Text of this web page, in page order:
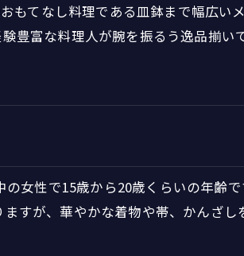
もてなし料理である皿鉢まで幅広い
豊富な料理人が腕を振るう逸品揃い
女性で15歳から20歳くらいの年齢
すが、華やかな着物や帯、かんざし